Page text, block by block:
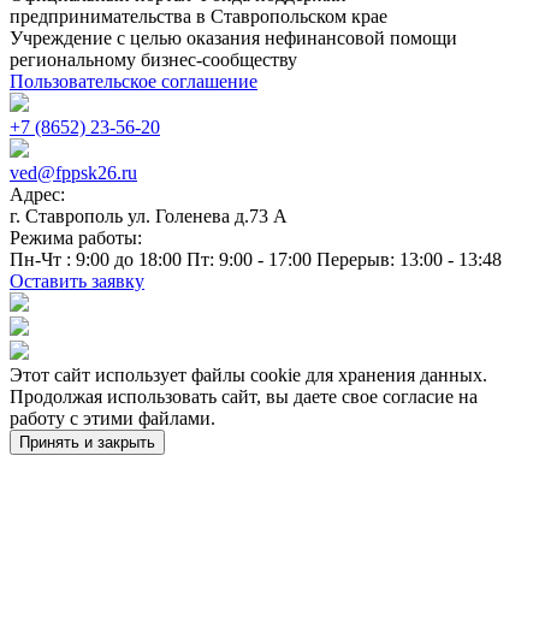
предпринимательства в Ставропольском крае
Учреждение с целью оказания нефинансовой помощи
региональному бизнес-сообществу
Пользовательское соглашение
+7 (8652) 23-56-20
ved@fppsk26.ru
Адрес:
г. Ставрополь ул. Голенева д.73 A
Режима работы:
Пн-Чт : 9:00 до 18:00 Пт: 9:00 - 17:00 Перерыв: 13:00 - 13:48
Оставить заявку
Этот сайт использует файлы cookie для хранения данных.
Продолжая использовать сайт, вы даете свое согласие на
работу с этими файлами.
Принять и закрыть